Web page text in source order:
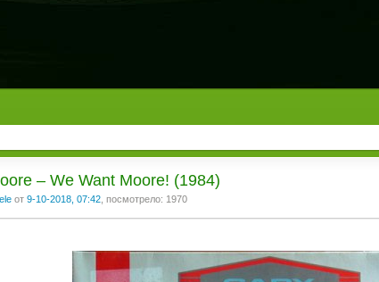
‎– We Want Moore! (1984)
от 9-10-2018, 07:42 , посмотрело: 1970